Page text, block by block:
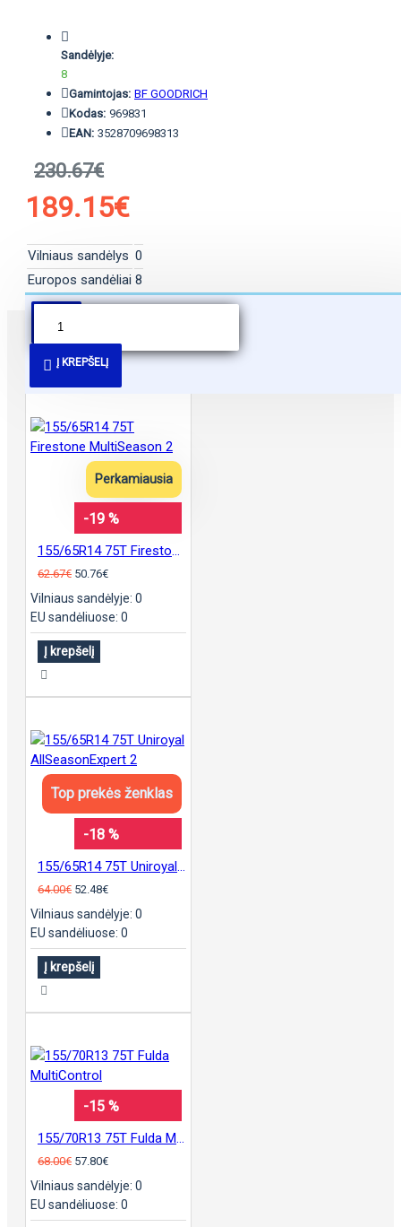
Sandėlyje:
8
Gamintojas: BF GOODRICH
Kodas: 969831
EAN: 3528709698313
230.67€
189.15€
Vilniaus sandėlys 0
Europos sandėliai 8
Į KREPŠELĮ
PANAŠŪS PASIŪLYMAI
Perkamiausia
-19 %
62.67€ 50.76€
Vilniaus sandėlyje: 0
EU sandėliuose: 0
Į krepšelį
Top prekės ženklas
-18 %
64.00€ 52.48€
Vilniaus sandėlyje: 0
EU sandėliuose: 0
Į krepšelį
-15 %
68.00€ 57.80€
Vilniaus sandėlyje: 0
EU sandėliuose: 0